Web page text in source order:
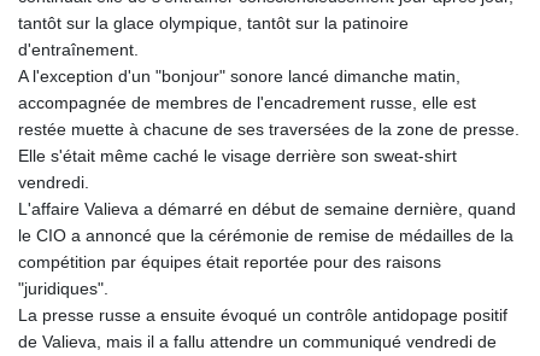
tantôt sur la glace olympique, tantôt sur la patinoire
d'entraînement.
A l'exception d'un "bonjour" sonore lancé dimanche matin,
accompagnée de membres de l'encadrement russe, elle est
restée muette à chacune de ses traversées de la zone de presse.
Elle s'était même caché le visage derrière son sweat-shirt
vendredi.
L'affaire Valieva a démarré en début de semaine dernière, quand
le CIO a annoncé que la cérémonie de remise de médailles de la
compétition par équipes était reportée pour des raisons
"juridiques".
La presse russe a ensuite évoqué un contrôle antidopage positif
de Valieva, mais il a fallu attendre un communiqué vendredi de